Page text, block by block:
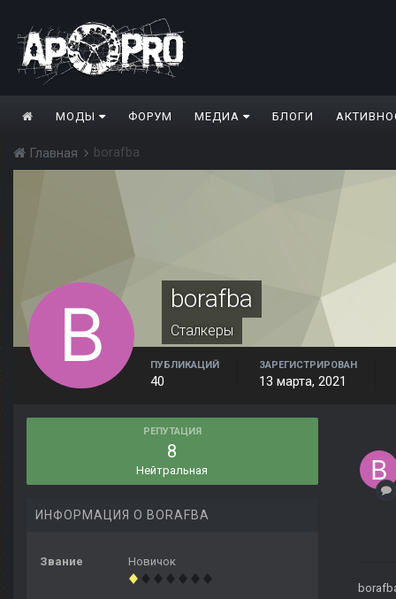
МОДЫ ФОРУМ МЕДИА БЛОГИ
Главная borafba
borafba
Сталкеры
ПУБЛИКАЦИЙ
40
ЗАРЕГИСТРИРОВАН
13 марта, 2021
РЕПУТАЦИЯ
8
Нейтральная
ИНФОРМАЦИЯ О BORAFBA
Звание Новичок